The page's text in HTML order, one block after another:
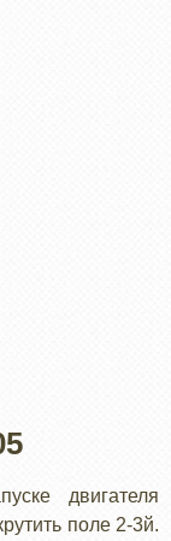
двигателя
поле 2-3й.